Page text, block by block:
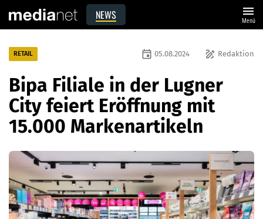
NEWS menu
Menü
RETAIL draw Redaktion
event 05.08.2024
Bipa Filiale in der Lugner
City feiert Eröffnung mit
15.000 Markenartikeln